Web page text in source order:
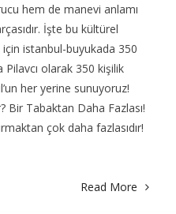
hem de manevi anlamı
İşte bu kültürel
istanbul-buyukada 350
Pilavcı olarak 350 kişilik
her yerine sunuyoruz!
Bir Tabaktan Daha Fazlası!
çok daha fazlasıdır!
Read More